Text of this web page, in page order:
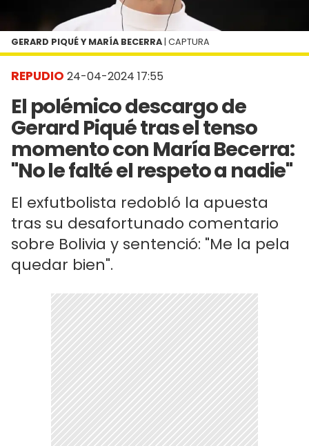
REPUDIO 24-04-2024 17:55
El polémico descargo de
Gerard Piqué tras el tenso
momento con María Becerra:
"No le falté el respeto a nadie"
El exfutbolista redobló la apuesta
tras su desafortunado comentario
sobre Bolivia y sentenció: "Me la pela
quedar bien".
GERARD PIQUÉ Y MARÍA BECERRA | CAPTURA